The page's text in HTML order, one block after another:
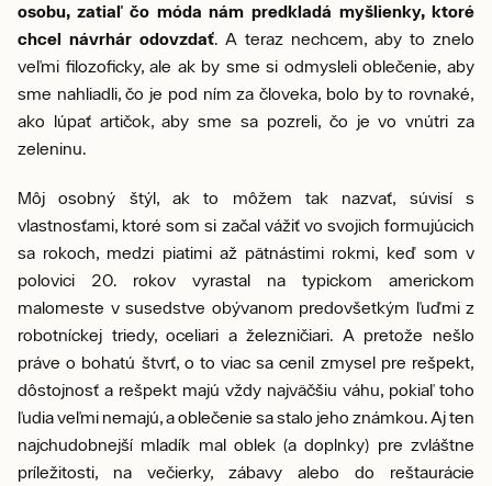
osobu, zatiaľ čo móda nám predkladá myšlienky, ktoré
chcel návrhár odovzdať. A teraz nechcem, aby to znelo
veľmi filozoficky, ale ak by sme si odmysleli oblečenie, aby
sme nahliadli, čo je pod ním za človeka, bolo by to rovnaké,
ako lúpať artičok, aby sme sa pozreli, čo je vo vnútri za
zeleninu.
Môj osobný štýl, ak to môžem tak nazvať, súvisí s
vlastnosťami, ktoré som si začal vážiť vo svojich formujúcich
sa rokoch, medzi piatimi až pätnástimi rokmi, keď som v
polovici 20. rokov vyrastal na typickom americkom
malomeste v susedstve obývanom predovšetkým ľuďmi z
robotníckej triedy, oceliari a železničiari. A pretože nešlo
práve o bohatú štvrť, o to viac sa cenil zmysel pre rešpekt,
dôstojnosť a rešpekt majú vždy najväčšiu váhu, pokiaľ toho
ľudia veľmi nemajú, a oblečenie sa stalo jeho známkou. Aj ten
najchudobnejší mladík mal oblek (a doplnky) pre zvláštne
príležitosti, na večierky, zábavy alebo do reštaurácie